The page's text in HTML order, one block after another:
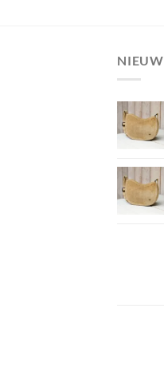
NIEUW